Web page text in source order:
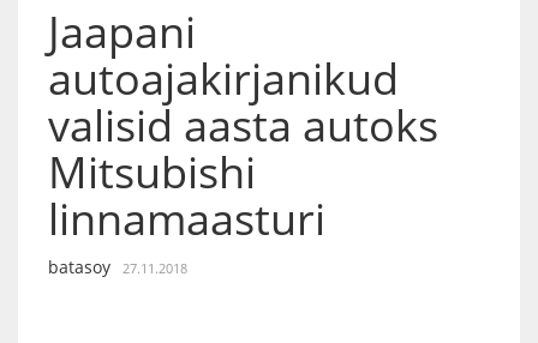
Jaapani
autoajakirjanikud
valisid aasta autoks
Mitsubishi
linnamaasturi
batasoy 27.11.2018